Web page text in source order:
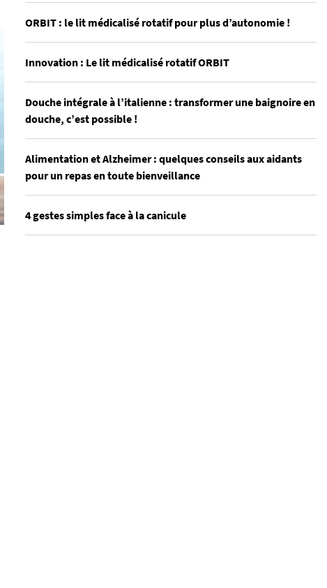
ORBIT : le lit médicalisé rotatif pour plus d’autonomie !
Innovation : Le lit médicalisé rotatif ORBIT
Douche intégrale à l’italienne : transformer une baignoire en
douche, c’est possible !
Alimentation et Alzheimer : quelques conseils aux aidants
pour un repas en toute bienveillance
4 gestes simples face à la canicule